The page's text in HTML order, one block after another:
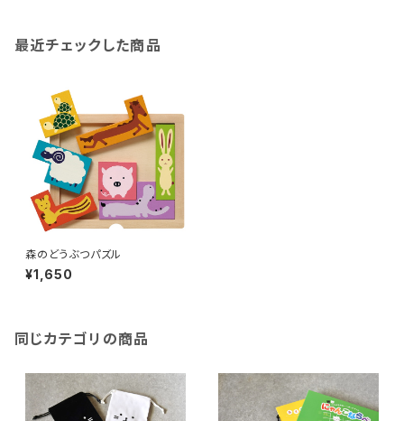
最近チェックした商品
森のどうぶつパズル
¥1,650
同じカテゴリの商品